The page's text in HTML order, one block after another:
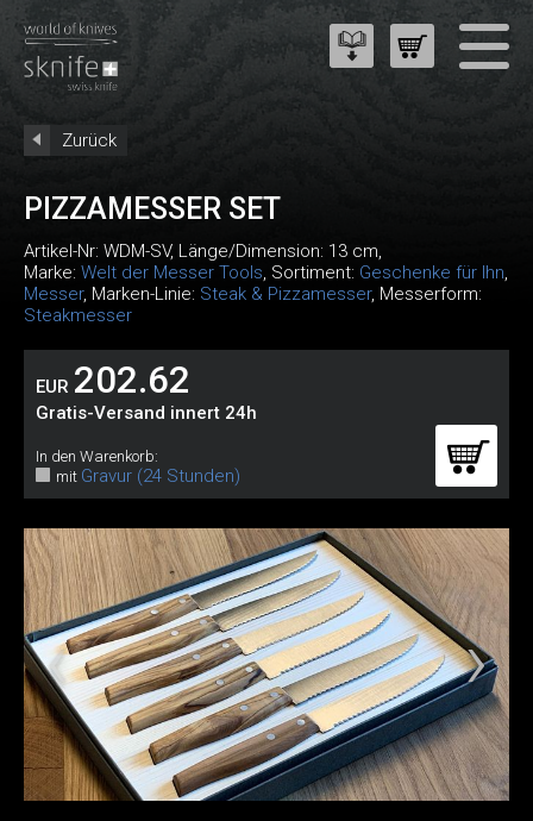
Zurück
PIZZAMESSER SET
Artikel-Nr: WDM-SV, Länge/Dimension: 13 cm,
Marke: Welt der Messer Tools, Sortiment: Geschenke für Ihn,
Messer, Marken-Linie: Steak & Pizzamesser, Messerform:
Steakmesser
EUR 202.62
Gratis-Versand innert 24h
In den Warenkorb:
mit Gravur (24 Stunden)